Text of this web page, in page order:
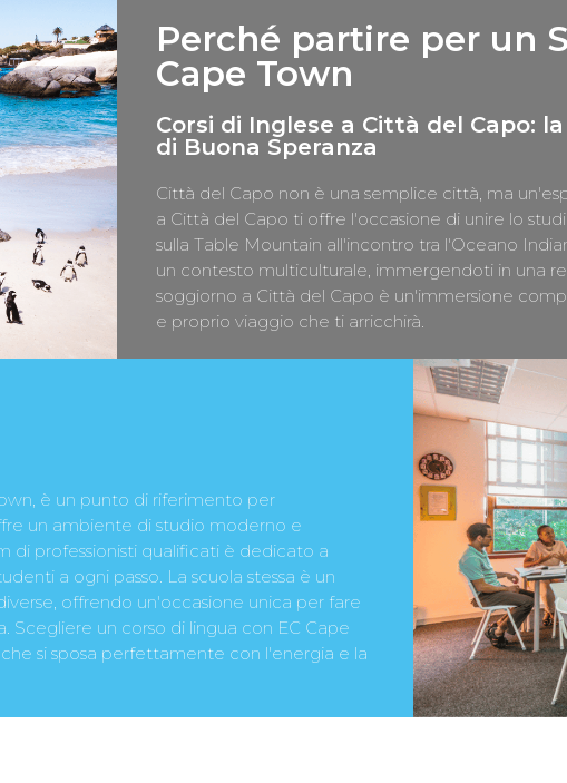
Perché partire per un
Cape Town
Corsi di Inglese a Città del Capo:
di Buona Speranza
Città del Capo non è una semplice città, ma
a Città del Capo ti offre l'occasione di unire lo
sulla Table Mountain all'incontro tra l'Oceano
un contesto multiculturale, immergendoti in una
soggiorno a Città del Capo è un'immersione
e proprio viaggio che ti arricchirà.
è un punto di riferimento per
un ambiente di studio moderno e
di professionisti qualificati è dedicato a
a ogni passo. La scuola stessa è un
offrendo un'occasione unica per fare
Scegliere un corso di lingua con EC Cape
si sposa perfettamente con l'energia e la